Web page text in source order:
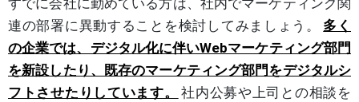
すでに会社に勤めている方は、社内でマーケティング関
連の部署に異動することを検討してみましょう。
多く
の企業では、デジタル化に伴いWebマーケティング部門
を新設したり、既存のマーケティング部門をデジタルシ
フトさせたりしています。
社内公募や上司との相談を